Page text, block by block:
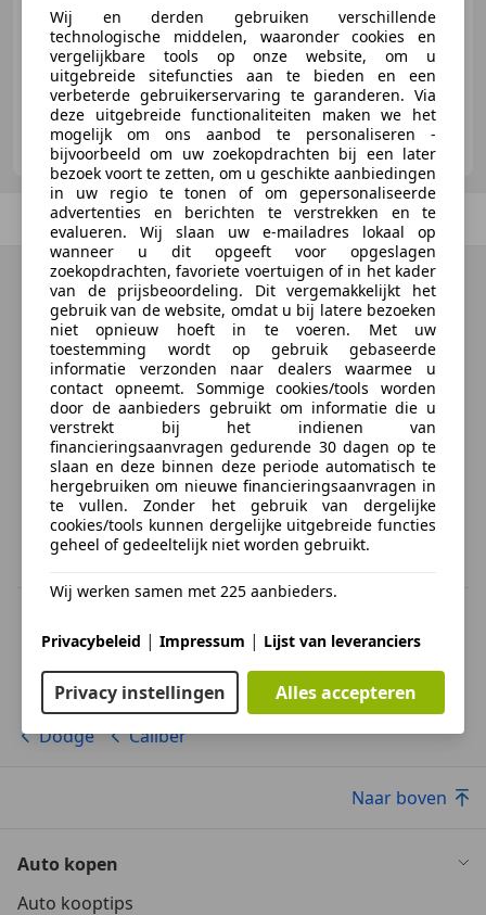
10/2007 189.820 km Benzine 110 kW (150 PK)
RRR Abouna Autobedrijf
NL-4104 AP CULEMBORG
Vorige 1/1 Volgende
Specificatie van de fabrikant voor nieuwe voertuigen. Afhankelijk van de
kilometerstand, het rijgedrag, de leeftijd van de batterij en het
laadgedrag, kan de radius van occasies aanzienlijk variëren.
Dodge Caliber
Naar boven
Auto kopen
Auto kooptips
Wij en derden gebruiken verschillende
technologische middelen, waaronder cookies en
vergelijkbare tools op onze website, om u
uitgebreide sitefuncties aan te bieden en een
verbeterde gebruikerservaring te garanderen. Via
deze uitgebreide functionaliteiten maken we het
mogelijk om ons aanbod te personaliseren -
bijvoorbeeld om uw zoekopdrachten bij een later
bezoek voort te zetten, om u geschikte aanbiedingen
in uw regio te tonen of om gepersonaliseerde
advertenties en berichten te verstrekken en te
evalueren. Wij slaan uw e-mailadres lokaal op
wanneer u dit opgeeft voor opgeslagen
zoekopdrachten, favoriete voertuigen of in het kader
van de prijsbeoordeling. Dit vergemakkelijkt het
gebruik van de website, omdat u bij latere bezoeken
niet opnieuw hoeft in te voeren. Met uw
toestemming wordt op gebruik gebaseerde
informatie verzonden naar dealers waarmee u
contact opneemt. Sommige cookies/tools worden
door de aanbieders gebruikt om informatie die u
verstrekt bij het indienen van
financieringsaanvragen gedurende 30 dagen op te
slaan en deze binnen deze periode automatisch te
hergebruiken om nieuwe financieringsaanvragen in
te vullen. Zonder het gebruik van dergelijke
cookies/tools kunnen dergelijke uitgebreide functies
geheel of gedeeltelijk niet worden gebruikt.
Wij werken samen met 225 aanbieders.
Privacybeleid | Impressum | Lijst van leveranciers
Privacy instellingen Alles accepteren